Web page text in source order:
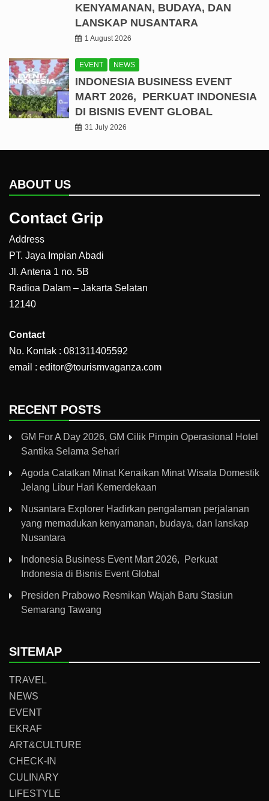
KENYAMANAN, BUDAYA, DAN
LANSKAP NUSANTARA
1 August 2026
EVENT NEWS
INDONESIA BUSINESS EVENT
MART 2026, PERKUAT INDONESIA
DI BISNIS EVENT GLOBAL
31 July 2026
ABOUT US
Contact Grip
Address
PT. Jaya Impian Abadi
Jl. Antena 1 no. 5B
Radioa Dalam – Jakarta Selatan
12140
Contact
No. Kontak : 081311405592
email : editor@tourismvaganza.com
RECENT POSTS
GM For A Day 2026, GM Cilik Pimpin Operasional Hotel
Santika Selama Sehari
Agoda Catatkan Minat Kenaikan Minat Wisata Domestik
Jelang Libur Hari Kemerdekaan
Nusantara Explorer Hadirkan pengalaman perjalanan
yang memadukan kenyamanan, budaya, dan lanskap
Nusantara
Indonesia Business Event Mart 2026, Perkuat
Indonesia di Bisnis Event Global
Presiden Prabowo Resmikan Wajah Baru Stasiun
Semarang Tawang
SITEMAP
TRAVEL
NEWS
EVENT
EKRAF
ART&CULTURE
CHECK-IN
CULINARY
LIFESTYLE